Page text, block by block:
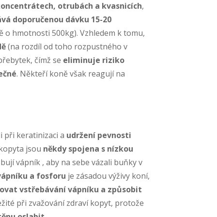
otrubách a kvasnicích,
doporučenou dávku 15-20
hmotnosti 500kg). Vzhledem k tomu,
(na rozdíl od toho rozpustného v
čímž se eliminuje riziko
. Někteří koně však reagují na
při keratinizaci a udržení pevnosti
jsou někdy spojena s nízkou
vápník , aby na sebe vázali buňky v
a fosforu je zásadou výživy koní,
vstřebávání vápníku a způsobit
při zvažování zdraví kopyt, protože